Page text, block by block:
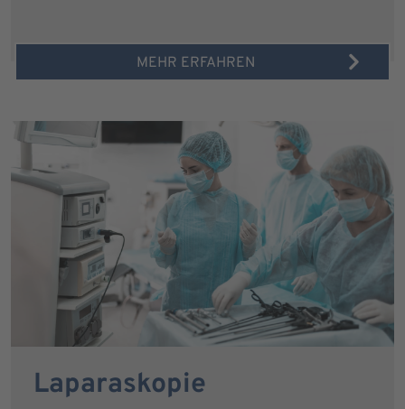
MEHR ERFAHREN
Laparaskopie